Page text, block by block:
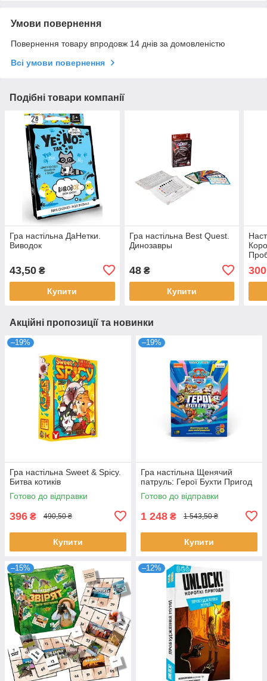
Умови повернення
Повернення товару впродовж 14 днів за домовленістю
Всі умови повернення
Подібні товари компанії
Гра настільна ДаНетки.
Виводок
43,50 ₴
Купити
Гра настільна Best Quest.
Динозавры
48₴
Купити
300
Акційні пропозиції та новинки
–19%
Гра настільна Sweet & Spicy.
Битва котиків
Готово до відправки
396 ₴ 490,50 ₴
Купити
–19%
Гра настільна Щенячий
патруль: Герої Бухти Пригод
Готово до відправки
1 248 ₴ 1 543,50 ₴
Купити
–15% –12%